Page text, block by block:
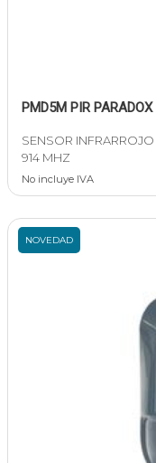
PMD5M PIR PARADOX
SENSOR
914 MHZ
No incluye IVA
NOVEDAD